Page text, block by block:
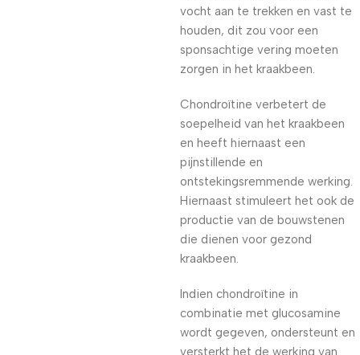
vocht aan te trekken en vast te
houden, dit zou voor een
sponsachtige vering moeten
zorgen in het kraakbeen.
Chondroïtine verbetert de
soepelheid van het kraakbeen
en heeft hiernaast een
pijnstillende en
ontstekingsremmende werking.
Hiernaast stimuleert het ook de
productie van de bouwstenen
die dienen voor gezond
kraakbeen.
Indien chondroïtine in
combinatie met glucosamine
wordt gegeven, ondersteunt en
versterkt het de werking van